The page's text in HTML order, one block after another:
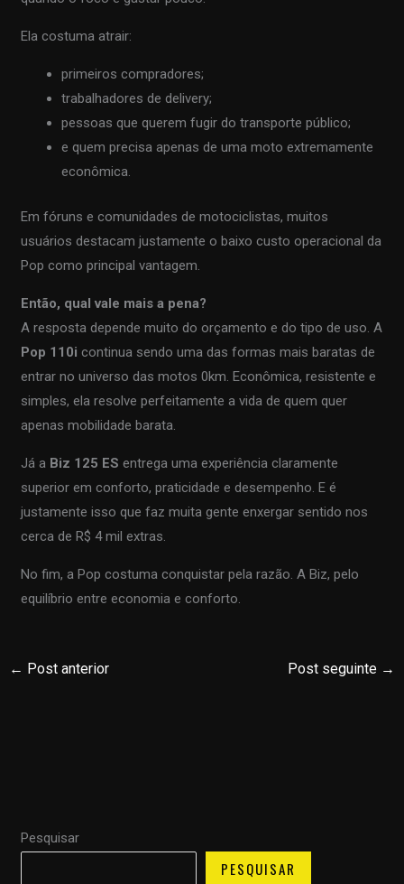
Ela costuma atrair:
primeiros compradores;
trabalhadores de delivery;
pessoas que querem fugir do transporte público;
e quem precisa apenas de uma moto extremamente
econômica.
Em fóruns e comunidades de motociclistas, muitos
usuários destacam justamente o baixo custo operacional da
Pop como principal vantagem.
Então, qual vale mais a pena?
A resposta depende muito do orçamento e do tipo de uso. A
Pop 110i continua sendo uma das formas mais baratas de
entrar no universo das motos 0km. Econômica, resistente e
simples, ela resolve perfeitamente a vida de quem quer
apenas mobilidade barata.
Já a Biz 125 ES entrega uma experiência claramente
superior em conforto, praticidade e desempenho. E é
justamente isso que faz muita gente enxergar sentido nos
cerca de R$ 4 mil extras.
No fim, a Pop costuma conquistar pela razão. A Biz, pelo
equilíbrio entre economia e conforto.
← Post anterior Post seguinte →
Pesquisar
PESQUISAR